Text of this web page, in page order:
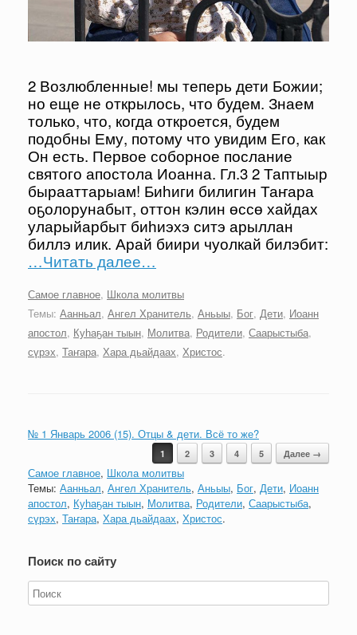
2 Возлюбленные! мы теперь дети Божии;
но еще не открылось, что будем. Знаем
только, что, когда откроется, будем
подобны Ему, потому что увидим Его, как
Он есть. Первое соборное послание
святого апостола Иоанна. Гл.3 2 Таптыыр
бырааттарыам! Биһиги билигин Таҥара
оҕолорунабыт, оттон кэлин өссө хайдах
уларыйарбыт биһиэхэ ситэ арыллан
биллэ илик. Арай биири чуолкай билэбит:
…Читать далее…
Самое главное, Школа молитвы
Темы: Аанньал, Ангел Хранитель, Аньыы, Бог, Дети, Иоанн
апостол, Куһаҕан тыын, Молитва, Родители, Саарыстыба,
сүрэх, Таҥара, Хара дьайдаах, Христос.
№ 1 Январь 2006 (15). Отцы & дети. Всё то же?
1 2 3 4 5 Далее →
Самое главное, Школа молитвы
Темы: Аанньал, Ангел Хранитель, Аньыы, Бог, Дети, Иоанн
апостол, Куһаҕан тыын, Молитва, Родители, Саарыстыба,
сүрэх, Таҥара, Хара дьайдаах, Христос.
Поиск по сайту